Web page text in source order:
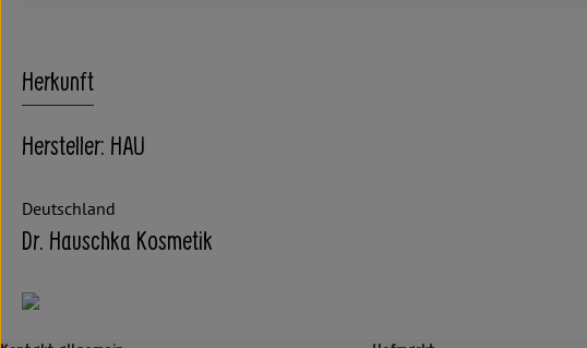
Herkunft
Hersteller: HAU
Deutschland
Dr. Hauschka Kosmetik